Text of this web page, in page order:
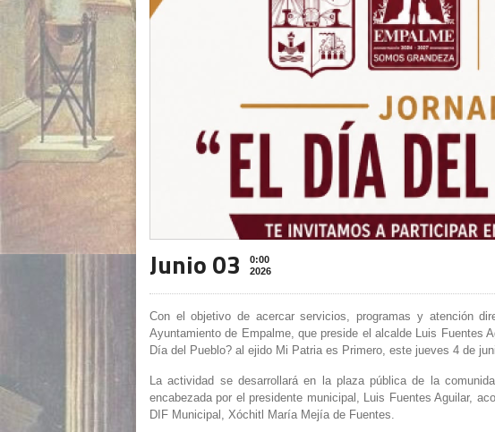
Junio 03
0:00
2026
Con el objetivo de acercar servicios, programas y atención
Ayuntamiento de Empalme, que preside el alcalde Luis Fuentes
Día del Pueblo? al ejido Mi Patria es Primero, este jueves 4 de
La actividad se desarrollará en la plaza pública de la
encabezada por el presidente municipal, Luis Fuentes Aguilar,
DIF Municipal, Xóchitl María Mejía de Fuentes.